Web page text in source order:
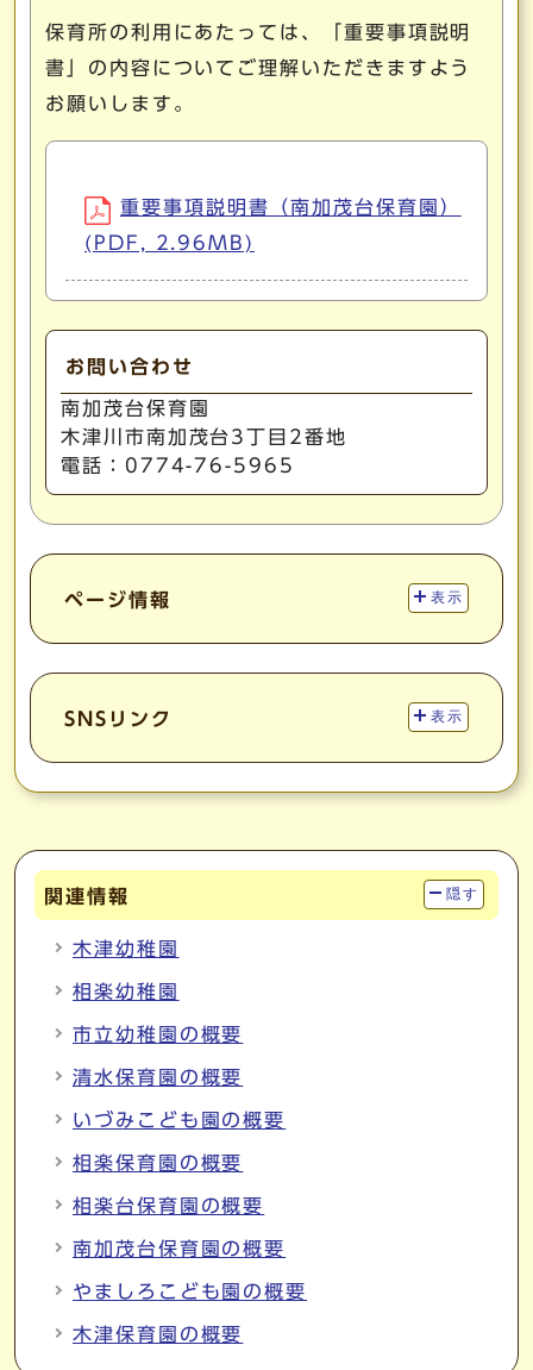
保育所の利用にあたっては、「重要事項説明
書」の内容についてご理解いただきますよう
お願いします。
重要事項説明書（南加茂台保育園）
(PDF, 2.96MB)
お問い合わせ
南加茂台保育園
木津川市南加茂台3丁目2番地
電話：0774-76-5965
ページ情報 表示
SNSリンク 表示
関連情報 隠す
木津幼稚園
相楽幼稚園
市立幼稚園の概要
清水保育園の概要
いづみこども園の概要
相楽保育園の概要
相楽台保育園の概要
南加茂台保育園の概要
やましろこども園の概要
木津保育園の概要